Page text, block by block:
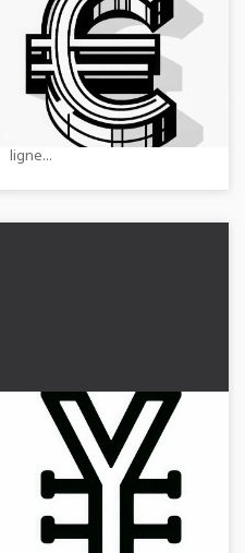
Image à colorier
symbole Euro à
télécharger
gratuitement et à
colorier en ligne
Obtiens un dessin à colorier
gratuit du symbole euro !
Télécharge-le et colorie-le en
ligne...
Dessin à colorier
symbole Yen gratuit
Téléchargez le dessin à
colorier gratuit avec le
symbole du yen. Parfait pour